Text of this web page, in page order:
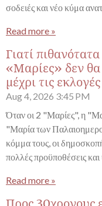
σοδειές και νέο κύμα
Read more »
Γιατί πιθανότατα
«Μαρίες» δεν
μέχρι τις εκλογές
Aug 4, 2026 3:45 PM
Όταν οι 2 "Μαρίες", η
"Μαρία των
κόμμα τους, οι
πολλές προϋποθέσεις
Read more »